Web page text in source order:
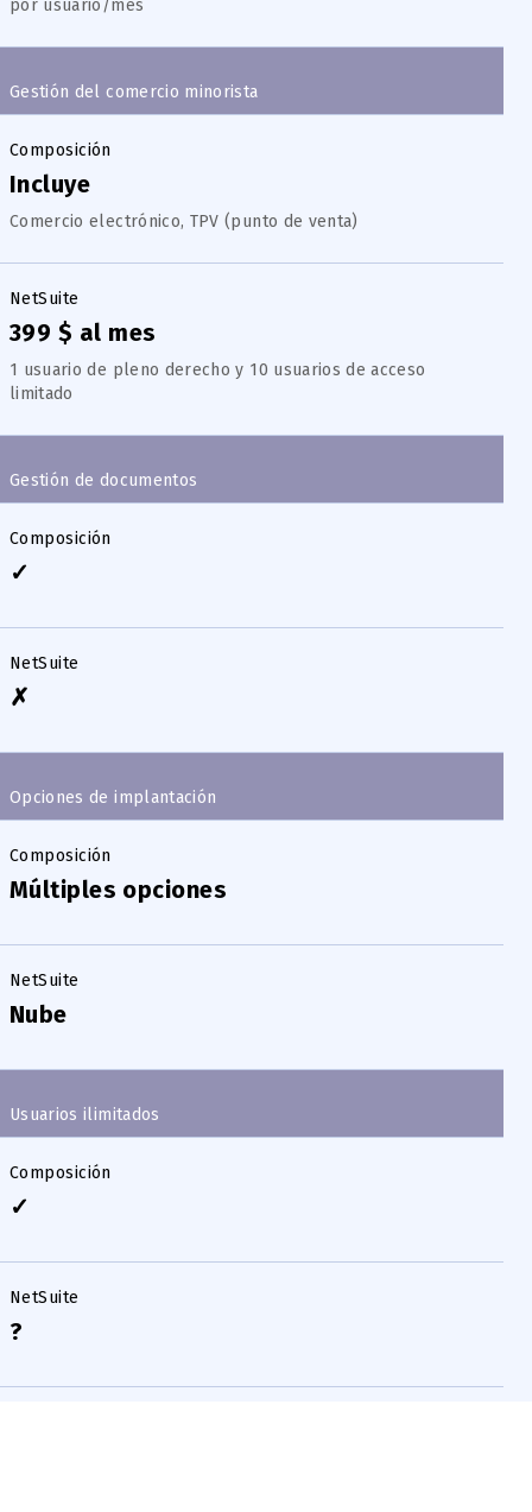
por usuario/mes
Gestión del comercio minorista
Composición
Incluye
Comercio electrónico, TPV (punto de venta)
NetSuite
399 $ al mes
1 usuario de pleno derecho y 10 usuarios de acceso
limitado
Gestión de documentos
Composición
✓
NetSuite
✗
Opciones de implantación
Composición
Múltiples opciones
NetSuite
Nube
Usuarios ilimitados
Composición
✓
NetSuite
?